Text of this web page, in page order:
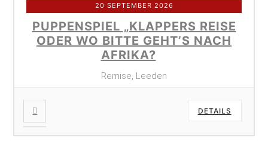
20 SEPTEMBER 2026
PUPPENSPIEL „KLAPPERS REISE
ODER WO BITTE GEHT’S NACH
AFRIKA?
Remise, Leeden
DETAILS